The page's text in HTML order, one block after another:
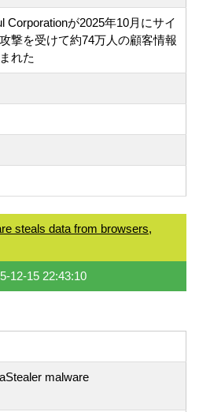
Corporationが2025年10月にサイ
撃を受けて約74万人の顧客情報
れた
steals data from browsers,
12-15 22:43:10
malware